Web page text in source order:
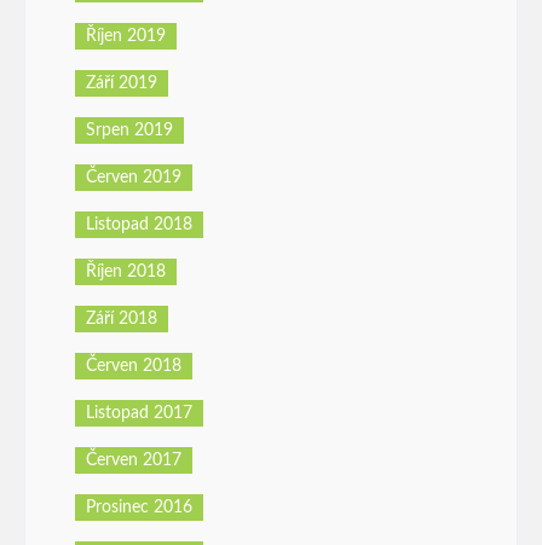
Říjen 2019
Září 2019
Srpen 2019
Červen 2019
Listopad 2018
Říjen 2018
Září 2018
Červen 2018
Listopad 2017
Červen 2017
Prosinec 2016